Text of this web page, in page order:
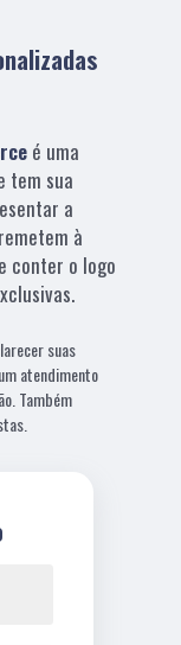
é uma
tem sua
a
à
conter o logo
suas
atendimento
Também